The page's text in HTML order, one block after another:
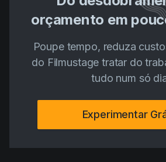
orçamento em
Poupe tempo, reduza
do Filmustage tratar do
tudo num só
Experimentar